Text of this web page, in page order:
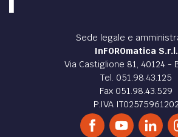
Sede legale e
InFOROmatica S.r.l.
Via Castiglione 81, 40124 -
Tel. 051.98.43.125
Fax 051.98.43.529
P.IVA IT02575961202